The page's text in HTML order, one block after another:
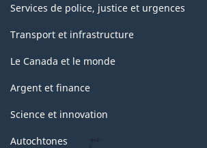
Services de police, justice et urgences
Transport et infrastructure
Le Canada et le monde
Argent et finance
Science et innovation
Autochtones